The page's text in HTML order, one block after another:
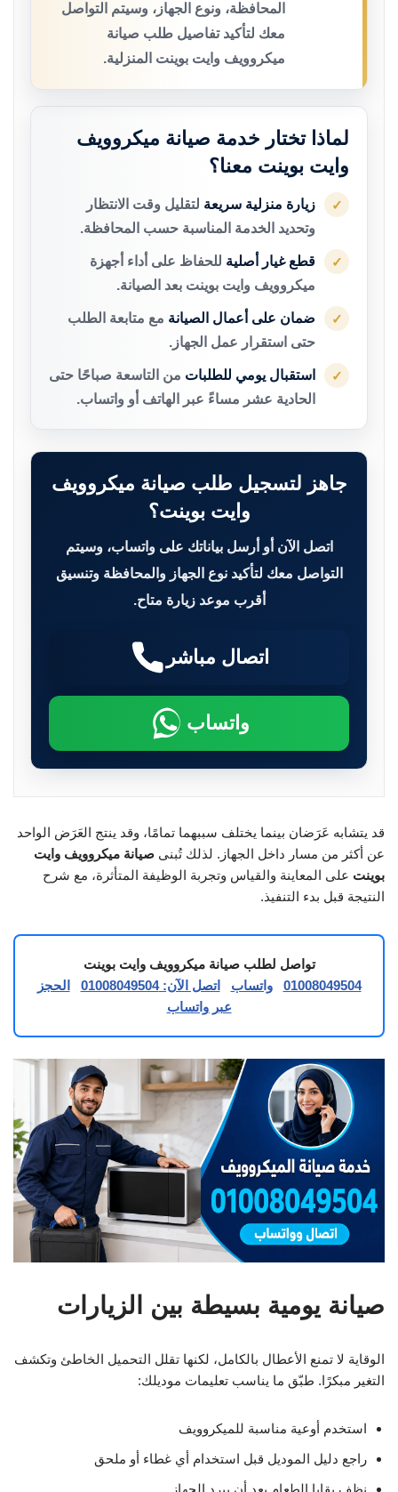
المحافظة، ونوع الجهاز، وسيتم التواصل
معك لتأكيد تفاصيل طلب صيانة
ميكروويف وايت بوينت المنزلية.
لماذا تختار خدمة صيانة ميكروويف
وايت بوينت معنا؟
✓ زيارة منزلية سريعة لتقليل وقت الانتظار
وتحديد الخدمة المناسبة حسب المحافظة.
✓ قطع غيار أصلية للحفاظ على أداء أجهزة
ميكروويف وايت بوينت بعد الصيانة.
✓ ضمان على أعمال الصيانة مع متابعة الطلب
حتى استقرار عمل الجهاز.
✓ استقبال يومي للطلبات من التاسعة صباحًا حتى
الحادية عشر مساءً عبر الهاتف أو واتساب.
جاهز لتسجيل طلب صيانة ميكروويف
وايت بوينت؟
اتصل الآن أو أرسل بياناتك على واتساب، وسيتم
التواصل معك لتأكيد نوع الجهاز والمحافظة وتنسيق
أقرب موعد زيارة متاح.
اتصال مباشر
واتساب
قد يتشابه عَرَضان بينما يختلف سببهما تمامًا، وقد ينتج العَرَض الواحد
عن أكثر من مسار داخل الجهاز. لذلك تُبنى صيانة ميكروويف وايت
بوينت على المعاينة والقياس وتجربة الوظيفة المتأثرة، مع شرح
النتيجة قبل بدء التنفيذ.
تواصل لطلب صيانة ميكروويف وايت بوينت
01008049504
واتساب اتصل الآن: 01008049504
الحجز
عبر واتساب
صيانة يومية بسيطة بين الزيارات
الوقاية لا تمنع الأعطال بالكامل، لكنها تقلل التحميل الخاطئ وتكشف
التغير مبكرًا. طبّق ما يناسب تعليمات موديلك:
استخدم أوعية مناسبة للميكروويف
راجع دليل الموديل قبل استخدام أي غطاء أو ملحق